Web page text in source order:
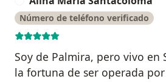
Número de teléfono verificado
Soy de Palmira, pero vivo en
la fortuna de ser operada